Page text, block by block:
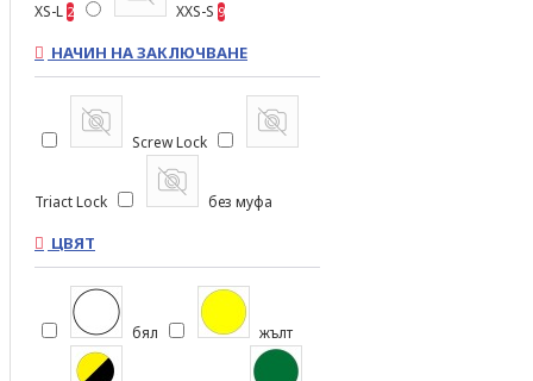
XS-L 2 XXS-S 9
НАЧИН НА ЗАКЛЮЧВАНЕ
Screw Lock
Triact Lock без муфа
ЦВЯТ
бял жълт